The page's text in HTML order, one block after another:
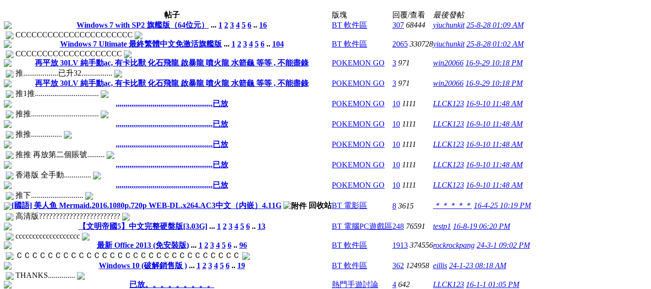
帖子 版塊 回覆/查看
最後發帖
Windows 7 with SP2 旗艦版（64位元）
... 1 2 3 4 5 6 .. 16 BT 軟件區 307 68444 yiuchunkit 25-8-28 01:09 AM
CCCCCCCCCCCCCCCCCCCCCC
Windows 7 Ultimate 最終繁體中文免激活旗艦版 ... 1 2 3 4 5 6.. 104 BT 軟件區 2065 330728yiuchunkit 25-8-28 01:02 AM
CCCCCCCCCCCCCCCCCCCC
再平放 30LV 純手動ac, 有卡比獸 化石飛龍 啟暴龍 噴火龍 水箭龜 等等 , 不能盡錄
POKEMON GO 3 971 win20066 16-9-29 10:18 PM
推..................已升32................
再平放 30LV 純手動ac, 有卡比獸 化石飛龍 啟暴龍 噴火龍 水箭龜 等等 , 不能盡錄
POKEMON GO 3 971 win20066 16-9-29 10:18 PM
推1推.................................
,,,,,,,,,,,,,,,,,,,,,,,,,,,,,,,,,,,,,,,,,,,,,,,,,,已放
POKEMON GO 10 1111 LLCK123 16-9-10 11:48 AM
推推...................................
,,,,,,,,,,,,,,,,,,,,,,,,,,,,,,,,,,,,,,,,,,,,,,,,,,已放
POKEMON GO 10 1111 LLCK123 16-9-10 11:48 AM
推推................
,,,,,,,,,,,,,,,,,,,,,,,,,,,,,,,,,,,,,,,,,,,,,,,,,,已放
POKEMON GO 10 1111 LLCK123 16-9-10 11:48 AM
推推 再放第二個賬號.........
,,,,,,,,,,,,,,,,,,,,,,,,,,,,,,,,,,,,,,,,,,,,,,,,,,已放
POKEMON GO 10 1111 LLCK123 16-9-10 11:48 AM
香港版 全手動..............
,,,,,,,,,,,,,,,,,,,,,,,,,,,,,,,,,,,,,,,,,,,,,,,,,,已放
POKEMON GO 10 1111 LLCK123 16-9-10 11:48 AM
推下...........................
[國語] 美人鱼 Mermaid.2016.1080p.720p WEB-DL.x264.AC3中文（内嵌）4.11G
回收站BT 電影區 8 3615 ＊＊＊＊＊ 16-4-25 10:19 PM
高清版????????????????????????
【文明帝國5】中文完整硬盤版[3.03G] ... 1 2 3 4 5 6.. 13 BT 電腦PC遊戲區248 76591 testp1 16-8-19 06:20 PM
ccccccccccccccccccc
最新 Office 2013 (免安裝版) ... 1 2 3 4 5 6.. 96 BT 軟件區 1913 374556rockrockpang 24-3-1 09:02 PM
ＣＣＣＣＣＣＣＣＣＣＣＣＣＣＣＣＣＣＣＣＣＣＣＣＣＣＣＣＣ
Windows 10 (破解銷售版 ) ... 1 2 3 4 5 6.. 19 BT 軟件區 362 124958 eillis 24-1-23 08:18 AM
THANKS..............
已放。。。。。。。。。
熱門手遊討論 4 642 LLCK123 16-1-1 01:05 PM